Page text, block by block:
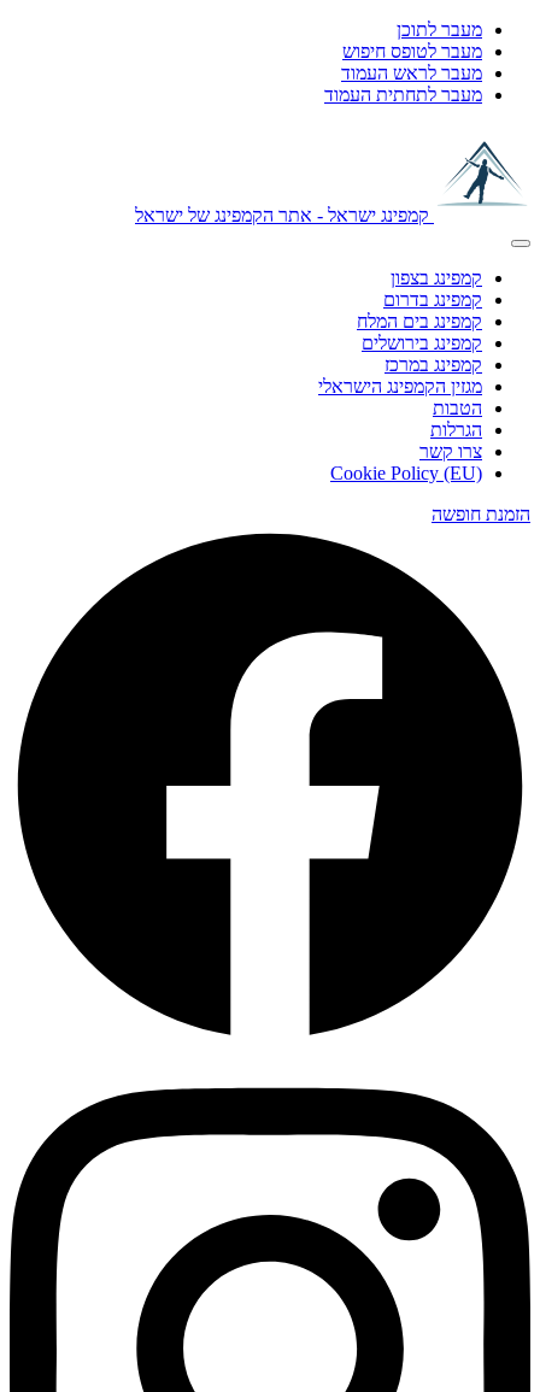
מעבר לתוכן
מעבר לטופס חיפוש
מעבר לראש העמוד
מעבר לתחתית העמוד
קמפינג ישראל - אתר הקמפינג של ישראל
קמפינג בצפון
קמפינג בדרום
קמפינג בים המלח
קמפינג בירושלים
קמפינג במרכז
מגזין הקמפינג הישראלי
הטבות
הגרלות
צרו קשר
Cookie Policy (EU)
הזמנת חופשה